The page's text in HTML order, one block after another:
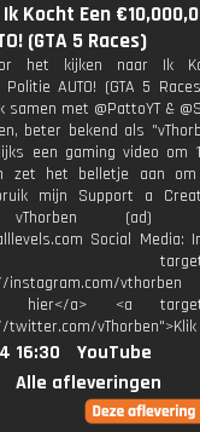
Kocht Een
(GTA 5 Races)
het kijken naar Ik
AUTO! (GTA 5
samen met @PattoYT &
beter bekend als
een gaming video om
zet het belletje aan
mijn Support a
vThorben (ad)
Social Media:
vthorben
hier</a> <a
16:30
YouTube
Alle afleveringen